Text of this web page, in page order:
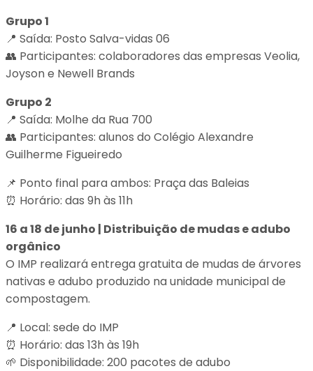
Grupo 1
📍 Saída: Posto Salva-vidas 06
👥 Participantes: colaboradores das empresas Veolia,
Joyson e Newell Brands
Grupo 2
📍 Saída: Molhe da Rua 700
👥 Participantes: alunos do Colégio Alexandre
Guilherme Figueiredo
📌 Ponto final para ambos: Praça das Baleias
⏰ Horário: das 9h às 11h
16 a 18 de junho | Distribuição de mudas e adubo
orgânico
O IMP realizará entrega gratuita de mudas de árvores
nativas e adubo produzido na unidade municipal de
compostagem.
📍 Local: sede do IMP
⏰ Horário: das 13h às 19h
🌱 Disponibilidade: 200 pacotes de adubo